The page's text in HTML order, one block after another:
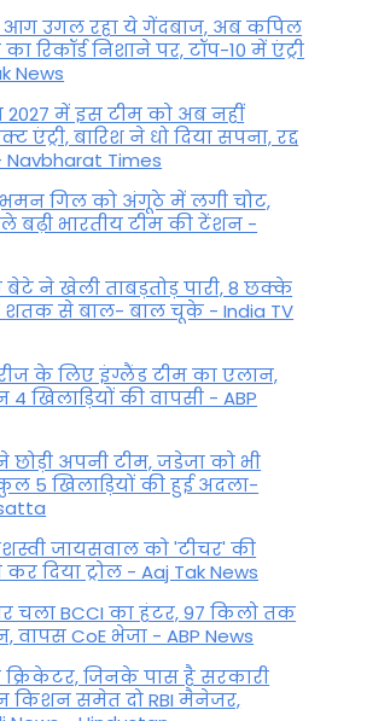
आग उगल रहा ये गेंदबाज, अब कपिल
रिकॉर्ड निशाने पर, टॉप-10 में एंट्री
News
2027 में इस टीम को अब नहीं
एंट्री, बारिश ने धो दिया सपना, रद्द
Times
गिल को अंगूठे में लगी चोट,
बढ़ी भारतीय टीम की टेंशन -
ने खेली ताबड़तोड़ पारी, 8 छक्के
से बाल- बाल चूके - India TV
के लिए इंग्लैंड टीम का एलान,
खिलाड़ियों की वापसी - ABP
अपनी टीम, जडेजा को भी
5 खिलाड़ियों की हुई अदला-
जायसवाल को 'टीचर' की
द‍िया ट्रोल - Aaj Tak News
चला BCCI का हंटर, 97 किलो तक
वापस CoE भेजा - ABP News
क्रिकेटर, जिनके पास है सरकारी
किशन समेत दो RBI मैनेजर,